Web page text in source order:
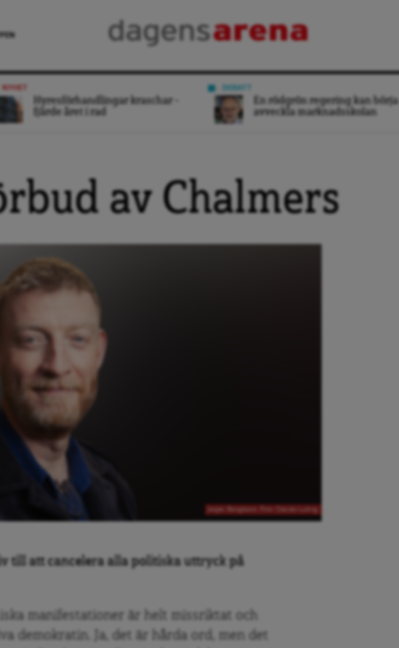
NYHET
Hyresförhandlingar kraschar –
fjärde året i rad
En rödgrön regering kan börja
avveckla marknadsskolan
av Chalmers
till att cancelera alla politiska uttryck på
manifestationer är helt missriktat och
demokratin. Ja, det är hårda ord, men det